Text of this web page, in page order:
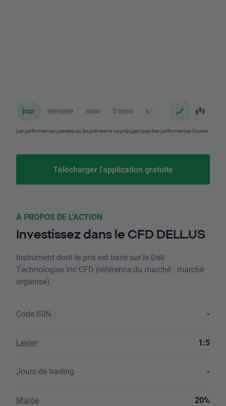
jour semaine mois 3 mois an
Les performances passées ou les prévisions ne préjugent pas des performances futures.
Télécharger l'application gratuite
À PROPOS DE L'ACTION
Investissez dans le CFD DELL.US
Instrument dont le prix est basé sur le Dell
Technologies Inc CFD (référence du marché : marché
organisé)
Code ISIN -
Levier 1:5
Jours de trading -
Marge 20%